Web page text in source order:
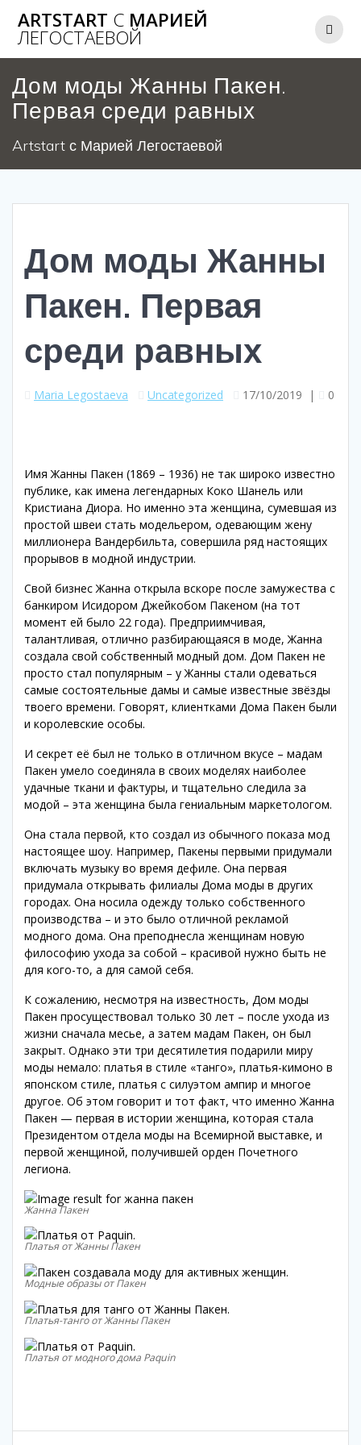
содержимому
ARTSTART С МАРИЕЙ
ЛЕГОСТАЕВОЙ
Дом моды Жанны Пакен.
Первая среди равных
Artstart с Марией Легостаевой
Дом моды Жанны
Пакен. Первая
среди равных
Maria Legostaeva Uncategorized 17/10/2019 | 0
Имя Жанны Пакен (1869 – 1936) не так широко известно
публике, как имена легендарных Коко Шанель или
Кристиана Диора. Но именно эта женщина, сумевшая из
простой швеи стать модельером, одевающим жену
миллионера Вандербильта, совершила ряд настоящих
прорывов в модной индустрии.
Свой бизнес Жанна открыла вскоре после замужества с
банкиром Исидором Джейкобом Пакеном (на тот
момент ей было 22 года). Предприимчивая,
талантливая, отлично разбирающаяся в моде, Жанна
создала свой собственный модный дом. Дом Пакен не
просто стал популярным – у Жанны стали одеваться
самые состоятельные дамы и самые известные звёзды
твоего времени. Говорят, клиентками Дома Пакен были
и королевские особы.
И секрет её был не только в отличном вкусе – мадам
Пакен умело соединяла в своих моделях наиболее
удачные ткани и фактуры, и тщательно следила за
модой – эта женщина была гениальным маркетологом.
Она стала первой, кто создал из обычного показа мод
настоящее шоу. Например, Пакены первыми придумали
включать музыку во время дефиле. Она первая
придумала открывать филиалы Дома моды в других
городах. Она носила одежду только собственного
производства – и это было отличной рекламой
модного дома. Она преподнесла женщинам новую
философию ухода за собой – красивой нужно быть не
для кого-то, а для самой себя.
К сожалению, несмотря на известность, Дом моды
Пакен просуществовал только 30 лет – после ухода из
жизни сначала месье, а затем мадам Пакен, он был
закрыт. Однако эти три десятилетия подарили миру
моды немало: платья в стиле «танго», платья-кимоно в
японском стиле, платья с силуэтом ампир и многое
другое. Об этом говорит и тот факт, что именно Жанна
Пакен — первая в истории женщина, которая стала
Президентом отдела моды на Всемирной выставке, и
первой женщиной, получившей орден Почетного
легиона.
Жанна Пакен
Платья от Жанны Пакен
Модные образы от Пакен
Платья-танго от Жанны Пакен
Платья от модного дома Paquin